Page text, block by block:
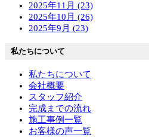
2025年11月 (23)
2025年10月 (26)
2025年9月 (23)
私たちについて
私たちについて
会社概要
スタッフ紹介
完成までの流れ
施工事例一覧
お客様の声一覧